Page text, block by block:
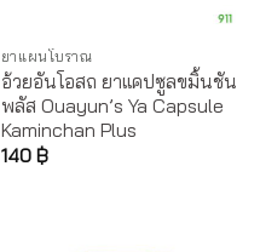
ยาแผนโบราณ
อ้วยอันโอสถ ยาแคปซูลขมิ้นชัน
พลัส Ouayun’s Ya Capsule
Kaminchan Plus
140 ฿